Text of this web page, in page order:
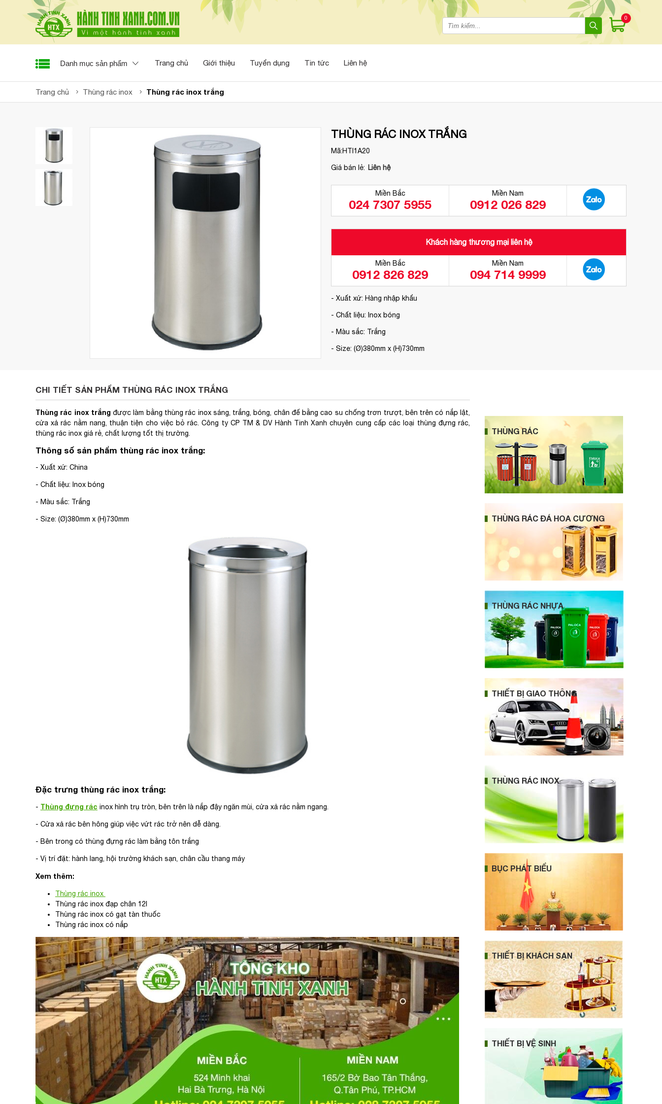
0
Danh mục sản phẩm Trang chủ Giới thiệu Tuyển dụng Tin tức Liên hệ
Trang chủ Thùng rác inox Thùng rác inox trắng
THÙNG RÁC INOX TRẮNG
Mã:HTI1A20
Giá bán lẻ: Liên hệ
Miền Bắc
024 7307 5955
Miền Nam
0912 026 829
Khách hàng thương mại liên hệ
Miền Bắc
0912 826 829
Miền Nam
094 714 9999
- Xuất xứ: Hàng nhập khẩu
- Chất liệu: Inox bóng
- Màu sắc: Trắng
- Size: (Ø)380mm x (H)730mm
CHI TIẾT SẢN PHẨM THÙNG RÁC INOX TRẮNG
Thùng rác inox trắng được làm bằng thùng rác inox sáng, trắng, bóng, chân đế bằng cao su chống trơn trượt, bên trên có nắp lật,
cửa xả rác nằm nang, thuận tiện cho việc bỏ rác. Công ty CP TM & DV Hành Tinh Xanh chuyên cung cấp các loại thùng đựng rác,
thùng rác inox giá rẻ, chất lượng tốt thị trường.
Thông số sản phẩm thùng rác inox trắng:
- Xuất xứ: China
- Chất liệu: Inox bóng
- Màu sắc: Trắng
- Size: (Ø)380mm x (H)730mm
Đặc trưng thùng rác inox trắng:
- Thùng đựng rác inox hình trụ tròn, bên trên là nắp đậy ngăn mùi, cửa xả rác nằm ngang.
- Cửa xả rác bên hông giúp việc vứt rác trở nên dễ dàng.
- Bên trong có thùng đựng rác làm bằng tôn trắng
- Vị trí đặt: hành lang, hội trường khách sạn, chân cầu thang máy
Xem thêm:
Thùng rác inox
Thùng rác inox đạp chân 12l
Thùng rác inox có gạt tàn thuốc
Thùng rác inox có nắp
THÙNG RÁC
THÙNG RÁC ĐÁ HOA CƯƠNG
THÙNG RÁC NHỰA
THIẾT BỊ GIAO THÔNG
THÙNG RÁC INOX
BỤC PHÁT BIỂU
THIẾT BỊ KHÁCH SẠN
THIẾT BỊ VỆ SINH